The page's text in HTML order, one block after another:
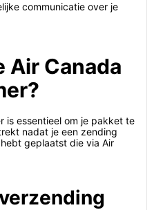
communicatie over je
Air Canada
is essentieel om je pakket te
nadat je een zending
geplaatst die via Air